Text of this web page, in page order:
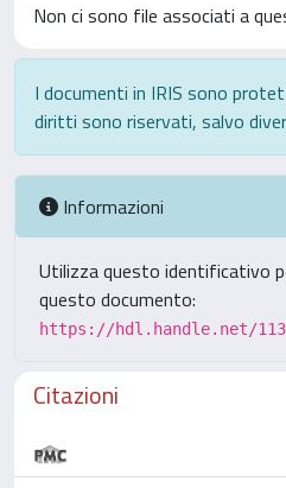
Non ci sono file associati a
I documenti in IRIS sono
diritti sono riservati, salvo
Informazioni
Utilizza questo identificativo
questo documento:
https://hdl.handle.net/
Citazioni